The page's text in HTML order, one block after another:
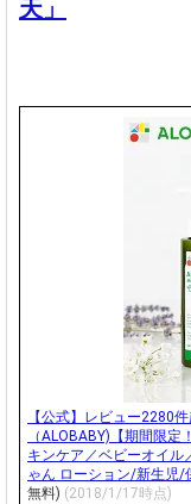
天」
【公式】レビュー2280
（ALOBABY)【期間限
キンケア／ベビーオイル
ゃん ローション/新生児/
無料) (2018/1/17時点)